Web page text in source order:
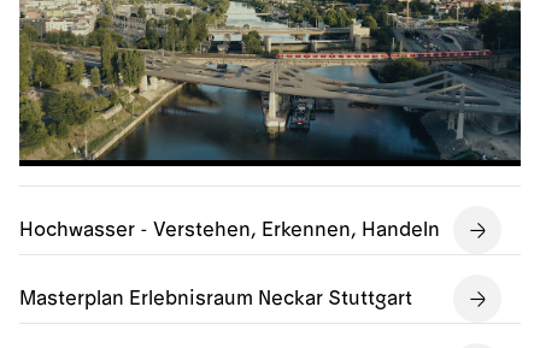
Hochwasser - Verstehen, Erkennen, Handeln
Masterplan Erlebnisraum Neckar Stuttgart